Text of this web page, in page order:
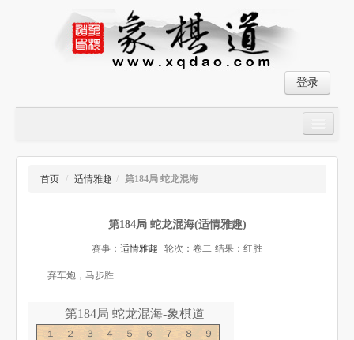
登录
大师对局
首页 / 适情雅趣 / 第184局 蛇龙混海
第184局 蛇龙混海(适情雅趣)
赛事： 适情雅趣 轮次：卷二 结果：红胜
弃车炮，马步胜
第184局 蛇龙混海-象棋道
１２３４５６７８９